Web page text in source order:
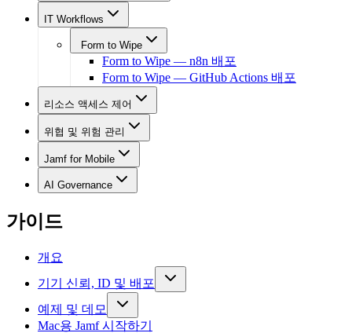
IT Workflows
Form to Wipe
Form to Wipe — n8n 배포
Form to Wipe — GitHub Actions 배포
리소스 액세스 제어
위협 및 위험 관리
Jamf for Mobile
AI Governance
가이드
개요
기기 신뢰, ID 및 배포
예제 및 데모
Mac용 Jamf 시작하기